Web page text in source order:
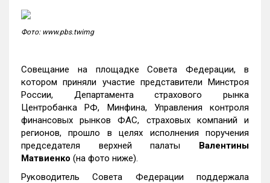
Фото: www.pbs.twimg
Совещание на площадке Совета Федерации, в
котором приняли участие представители Минстроя
России, Департамента страхового рынка
Центробанка РФ, Минфина, Управления контроля
финансовых рынков ФАС, страховых компаний и
регионов, прошло в целях исполнения поручения
председателя верхней палаты Валентины
Матвиенко (на фото ниже).
Руководитель Совета Федерации поддержала